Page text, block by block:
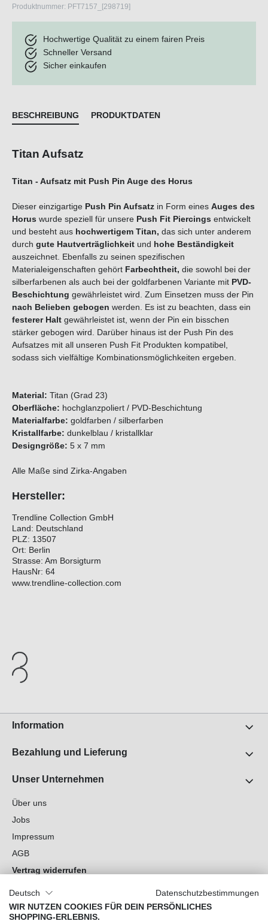
Produktnummer: PFT7157_[298719]
Hochwertige Qualität zu einem fairen Preis
Schneller Versand
Sicher einkaufen
BESCHREIBUNG PRODUKTDATEN
Titan Aufsatz
Titan - Aufsatz mit Push Pin Auge des Horus
Dieser einzigartige Push Pin Aufsatz in Form eines Auges des
Horus wurde speziell für unsere Push Fit Piercings entwickelt
und besteht aus hochwertigem Titan, das sich unter anderem
durch gute Hautverträglichkeit und hohe Beständigkeit
auszeichnet. Ebenfalls zu seinen spezifischen
Materialeigenschaften gehört Farbechtheit, die sowohl bei der
silberfarbenen als auch bei der goldfarbenen Variante mit PVD-
Beschichtung gewährleistet wird. Zum Einsetzen muss der Pin
nach Belieben gebogen werden. Es ist zu beachten, dass ein
festerer Halt gewährleistet ist, wenn der Pin ein bisschen
stärker gebogen wird. Darüber hinaus ist der Push Pin des
Aufsatzes mit all unseren Push Fit Produkten kompatibel,
sodass sich vielfältige Kombinationsmöglichkeiten ergeben.
Material: Titan (Grad 23)
Oberfläche: hochglanzpoliert / PVD-Beschichtung
Materialfarbe: goldfarben / silberfarben
Kristallfarbe: dunkelblau / kristallklar
Designgröße: 5 x 7 mm
Alle Maße sind Zirka-Angaben
Hersteller:
Trendline Collection GmbH
Land: Deutschland
PLZ: 13507
Ort: Berlin
Strasse: Am Borsigturm
HausNr: 64
www.trendline-collection.com
Information
Bezahlung und Lieferung
Unser Unternehmen
Über uns
Jobs
Impressum
AGB
Vertrag widerrufen
Cookie-Einstellungen
Deutsch
Datenschutzbestimmungen
WIR NUTZEN COOKIES FÜR DEIN PERSÖNLICHES
SHOPPING-ERLEBNIS.